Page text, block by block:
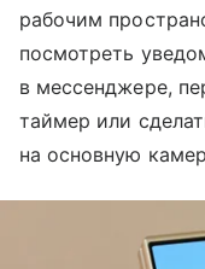
рабочим
посмотреть
в мессенджере,
таймер или
на основную